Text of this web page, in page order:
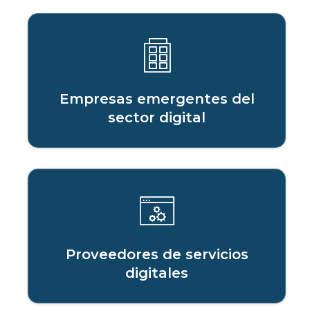
Empresas emergentes del
sector digital
Proveedores de servicios
digitales